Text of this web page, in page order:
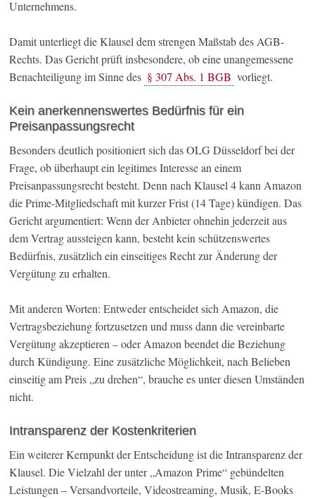
Unternehmens.
Damit unterliegt die Klausel dem strengen Maßstab des AGB-
Rechts. Das Gericht prüft insbesondere, ob eine unangemessene
Benachteiligung im Sinne des § 307 Abs. 1 BGB vorliegt.
Kein anerkennenswertes Bedürfnis für ein
Preisanpassungsrecht
Besonders deutlich positioniert sich das OLG Düsseldorf bei der
Frage, ob überhaupt ein legitimes Interesse an einem
Preisanpassungsrecht besteht. Denn nach Klausel 4 kann Amazon
die Prime-Mitgliedschaft mit kurzer Frist (14 Tage) kündigen. Das
Gericht argumentiert: Wenn der Anbieter ohnehin jederzeit aus
dem Vertrag aussteigen kann, besteht kein schützenswertes
Bedürfnis, zusätzlich ein einseitiges Recht zur Änderung der
Vergütung zu erhalten.
Mit anderen Worten: Entweder entscheidet sich Amazon, die
Vertragsbeziehung fortzusetzen und muss dann die vereinbarte
Vergütung akzeptieren – oder Amazon beendet die Beziehung
durch Kündigung. Eine zusätzliche Möglichkeit, nach Belieben
einseitig am Preis „zu drehen“, brauche es unter diesen Umständen
nicht.
Intransparenz der Kostenkriterien
Ein weiterer Kernpunkt der Entscheidung ist die Intransparenz der
Klausel. Die Vielzahl der unter „Amazon Prime“ gebündelten
Leistungen – Versandvorteile, Videostreaming, Musik, E-Books